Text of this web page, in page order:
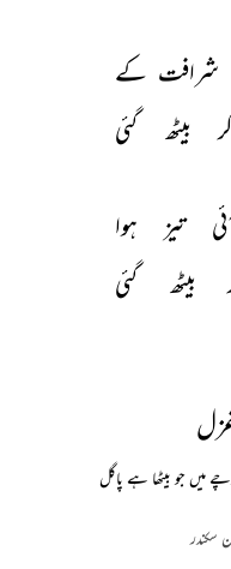
شرافت کے
بیٹھ گئی
تیز
ہوا
بیٹھ گئی
میں جو بیٹھا ہے پاگل
سکندر